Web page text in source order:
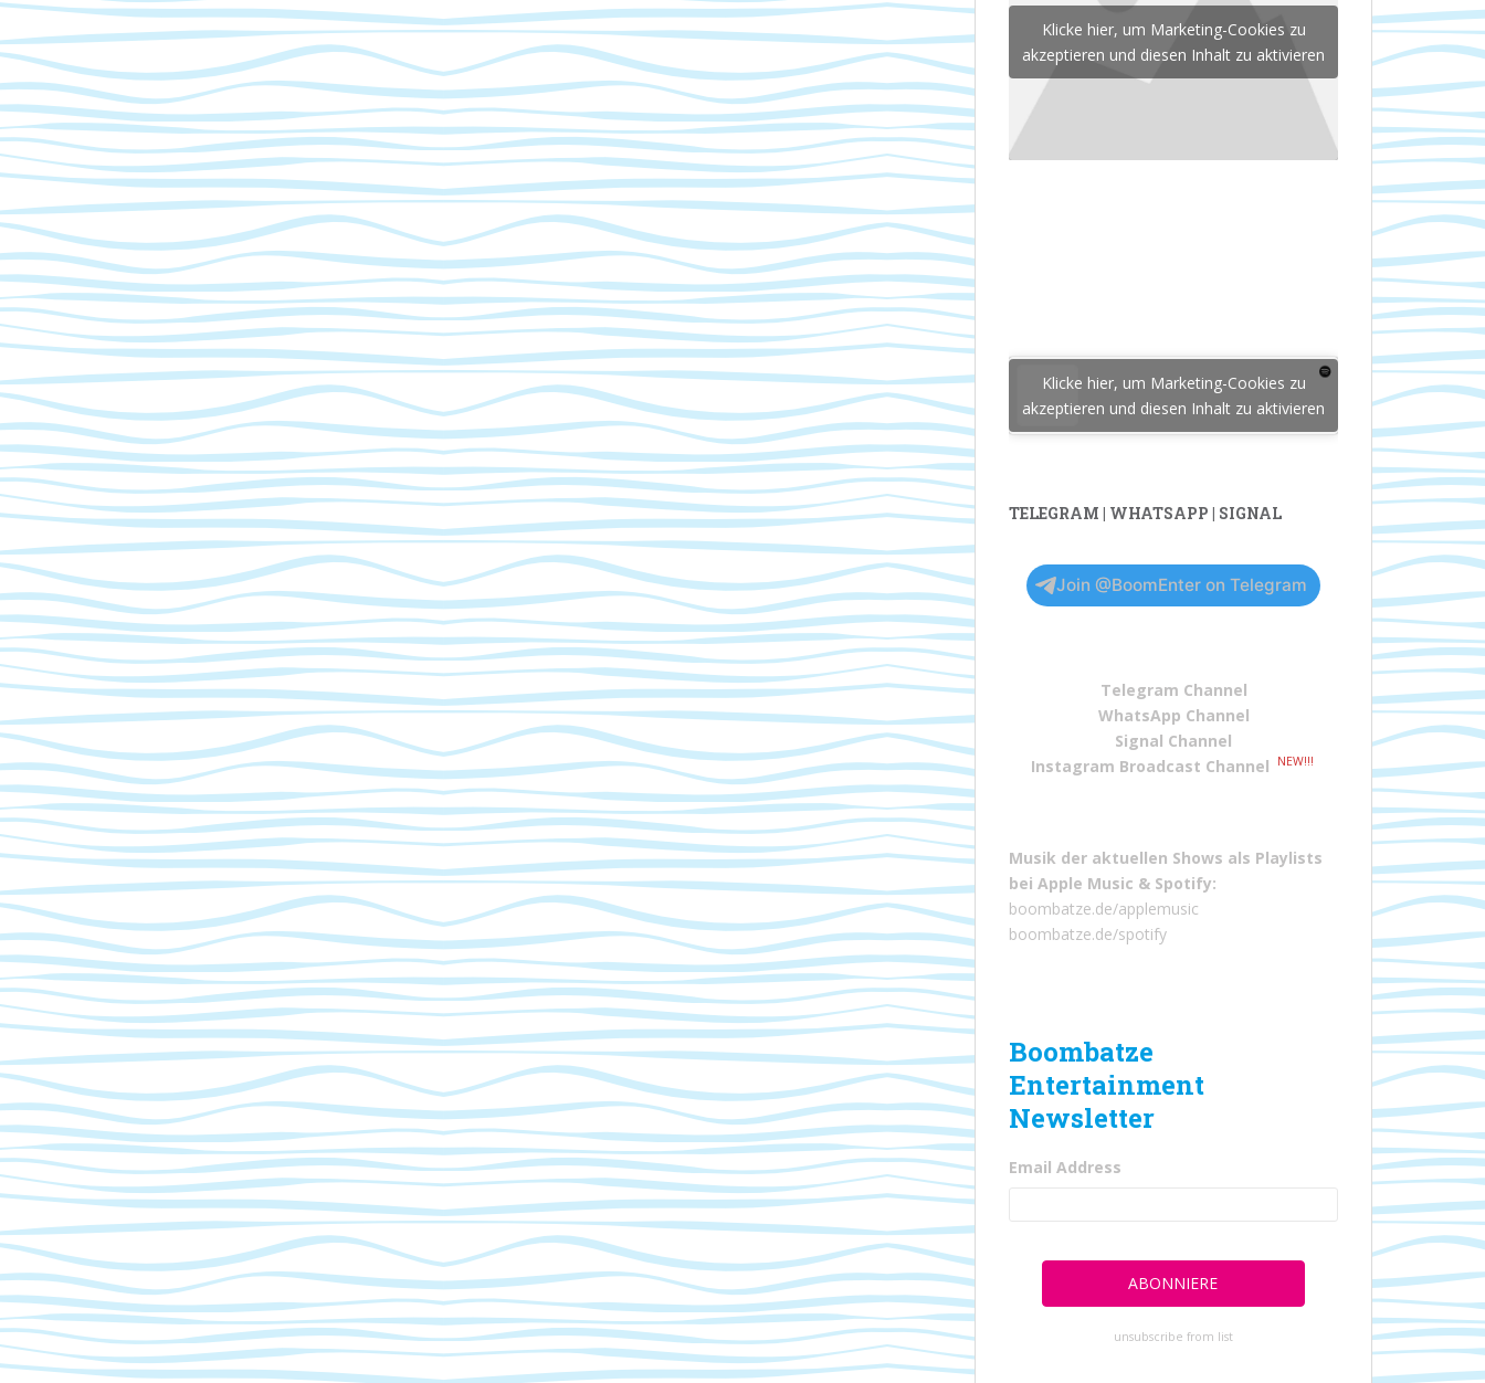
Klicke hier, um Marketing-Cookies zu
akzeptieren und diesen Inhalt zu aktivieren
Klicke hier, um Marketing-Cookies zu
akzeptieren und diesen Inhalt zu aktivieren
TELEGRAM | WHATSAPP | SIGNAL
Join @BoomEnter on Telegram
Telegram Channel
WhatsApp Channel
Signal Channel
Instagram Broadcast Channel
NEW!!!
Musik der aktuellen Shows als Playlists
bei Apple Music & Spotify:
boombatze.de/applemusic
boombatze.de/spotify
Boombatze
Entertainment
Newsletter
Email Address
unsubscribe from list